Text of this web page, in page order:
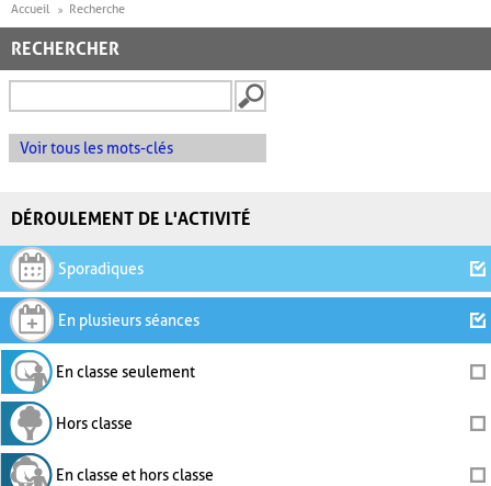
Accueil Recherche
RECHERCHER
Voir tous les mots-clés
DÉROULEMENT DE L'ACTIVITÉ
Sporadiques
En plusieurs séances
En classe seulement
Hors classe
En classe et hors classe